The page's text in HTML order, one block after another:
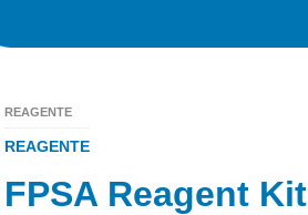
REAGENTE
REAGENTE
FPSA Reagent Kit